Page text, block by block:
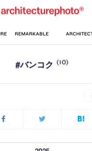
#バンコク (10)